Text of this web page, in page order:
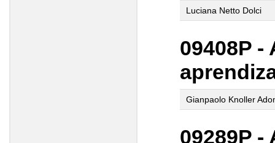
Luciana Netto Dolci
09408P -
Gianpaolo Knoller
09289P -